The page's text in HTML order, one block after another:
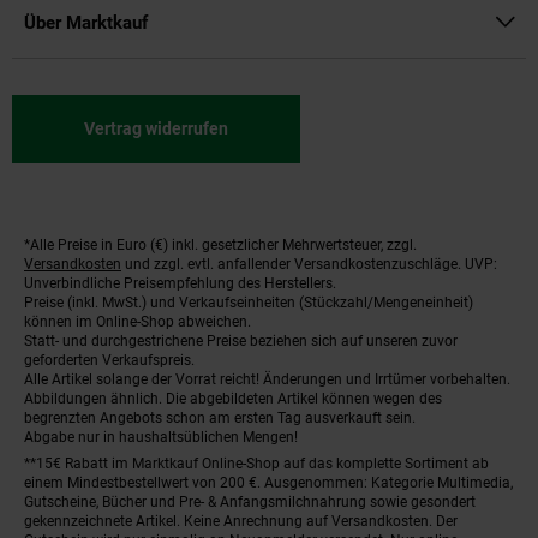
Über Marktkauf
Vertrag widerrufen
Fußnoten
*Alle Preise in Euro (€) inkl. gesetzlicher Mehrwertsteuer, zzgl.
Versandkosten und zzgl. evtl. anfallender Versandkostenzuschläge. UVP:
Unverbindliche Preisempfehlung des Herstellers.
Preise (inkl. MwSt.) und Verkaufseinheiten (Stückzahl/Mengeneinheit)
können im Online-Shop abweichen.
Statt- und durchgestrichene Preise beziehen sich auf unseren zuvor
geforderten Verkaufspreis.
Alle Artikel solange der Vorrat reicht! Änderungen und Irrtümer vorbehalten.
Abbildungen ähnlich. Die abgebildeten Artikel können wegen des
begrenzten Angebots schon am ersten Tag ausverkauft sein.
Abgabe nur in haushaltsüblichen Mengen!
**15€ Rabatt im Marktkauf Online-Shop auf das komplette Sortiment ab
einem Mindestbestellwert von 200 €. Ausgenommen: Kategorie Multimedia,
Gutscheine, Bücher und Pre- & Anfangsmilchnahrung sowie gesondert
gekennzeichnete Artikel. Keine Anrechnung auf Versandkosten. Der